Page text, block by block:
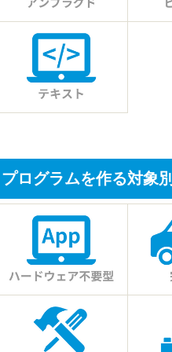
プログラムを作る対象別